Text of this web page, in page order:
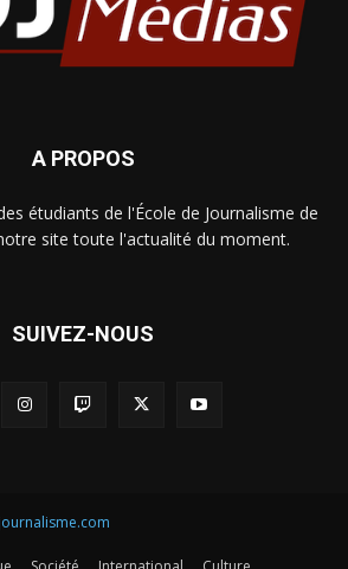
A PROPOS
étudiants de l'École de Journalisme de
site toute l'actualité du moment.
SUIVEZ-NOUS